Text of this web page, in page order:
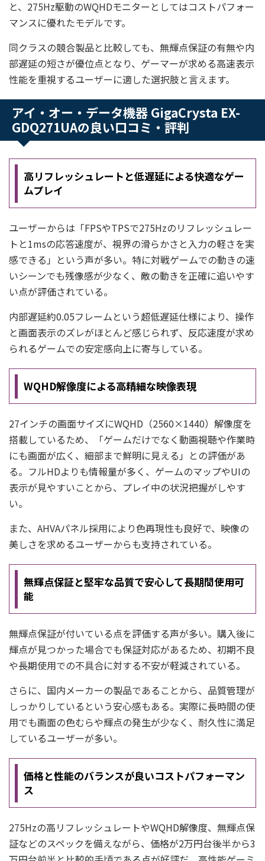
と、275Hz駆動のWQHDモニターとしてはコストパフォー
マンスに優れたモデルです。
同クラスの競合製品と比較しても、無輝点保証の有無や内
部遅延の短さが優位点となり、ゲーマーが求める高速表示
性能を重視するユーザーに適した選択肢と言えます。
アイ・オー・データ機器 GigaCrysta EX-
GDQ271UAの良い口コミ・評判
高リフレッシュレートと低遅延による快適なゲー
ムプレイ
ユーザーからは「FPSやTPSで275Hzのリフレッシュレー
トと1msの応答速度が、視界の滑らかさと入力の軽さを実
感できる」という声が多い。特に対戦ゲームでの動きの速
いシーンでも残像感が少なく、敵の動きを正確に追いやす
い点が評価されている。
内部遅延約0.05フレームという超低遅延仕様により、操作
と画面表示のズレがほとんど感じられず、反応速度が求め
られるゲームでの安定感向上に寄与している。
WQHD解像度による高精細な映像表現
27インチの画面サイズにWQHD（2560×1440）解像度を
搭載しているため、「ゲームだけでなく動画視聴や作業時
にも画面が広く、細部まで鮮明に見える」との評価があ
る。フルHDよりも情報量が多く、ゲームのマップやUIの
表示が見やすいことから、プレイ中の状況把握がしやす
い。
また、AHVAパネル採用により色再現性も良好で、映像の
美しさを求めるユーザーからも支持されている。
無輝点保証と堅牢な品質で安心して長期間使用可
能
無輝点保証が付いている点を評価する声が多い。購入後に
輝点が見つかった場合でも保証対応があるため、初期不良
や長期使用での不具合に対する不安が軽減されている。
さらに、国内メーカーの製品であることから、品質管理が
しっかりしているという安心感もある。実際に長時間の使
用でも画面の色むらや輝点の発生が少なく、耐久性に満足
しているユーザーが多い。
価格と性能のバランスが良いコストパフォーマン
ス
275Hzの高リフレッシュレートやWQHD解像度、無輝点保
証などのスペックを備えながら、価格が2万円台後半から3